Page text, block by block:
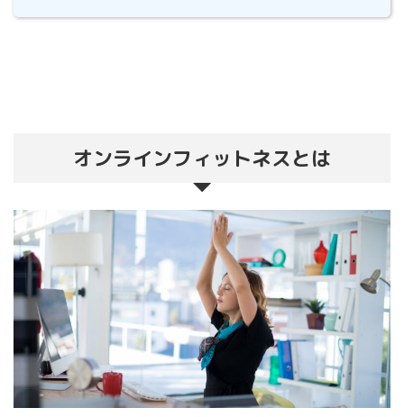
オンラインフィットネスとは